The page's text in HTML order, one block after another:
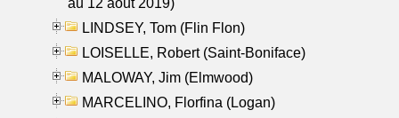
LINDSEY, Tom (Flin Flon)
LOISELLE, Robert (Saint-Boniface)
MALOWAY, Jim (Elmwood)
MARCELINO, Florfina (Logan)